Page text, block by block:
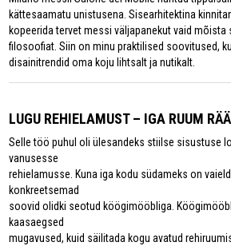
kättesaamatu unistusena. Sisearhitektina
kopeerida tervet messi väljapanekut vaid mõista
filosoofiat. Siin on minu praktilised soovitused,
disainitrendid oma koju lihtsalt ja nutikalt.
LUGU REHIELAMUST – IGA RUUM
Selle töö puhul oli ülesandeks stiilse sisustuse
vanusesse
rehielamusse. Kuna iga kodu südameks on
konkreetsemad
soovid olidki seotud köögimööbliga.
kaasaegsed
mugavused, kuid säilitada kogu avatud